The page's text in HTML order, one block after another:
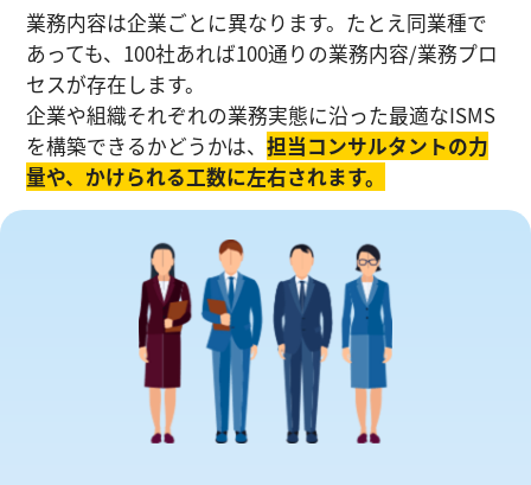
業務内容は企業ごとに異なります。たとえ同業種で
あっても、100社あれば100通りの業務内容/業務プロ
セスが存在します。
企業や組織それぞれの業務実態に沿った最適なISMS
を構築できるかどうかは、担当コンサルタントの⼒
量や、かけられる工数に左右されます。